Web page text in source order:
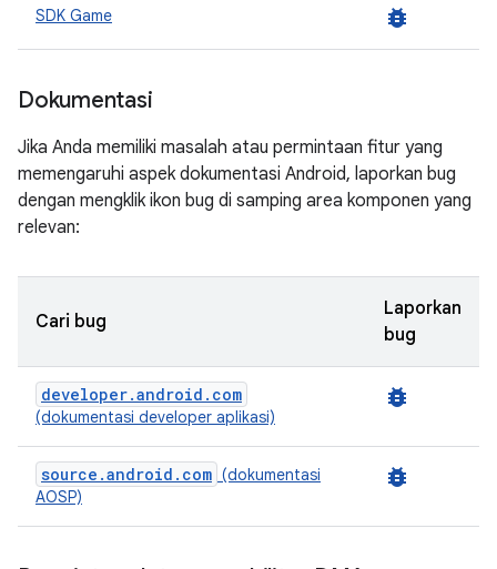
SDK Game bug_report
Dokumentasi
Jika Anda memiliki masalah atau permintaan fitur yang
memengaruhi aspek dokumentasi Android, laporkan bug
dengan mengklik ikon bug di samping area komponen yang
relevan:
Cari bug
Laporkan
bug
developer.android.com
(dokumentasi developer aplikasi)
bug_report
source.android.com (dokumentasi
AOSP)
bug_report